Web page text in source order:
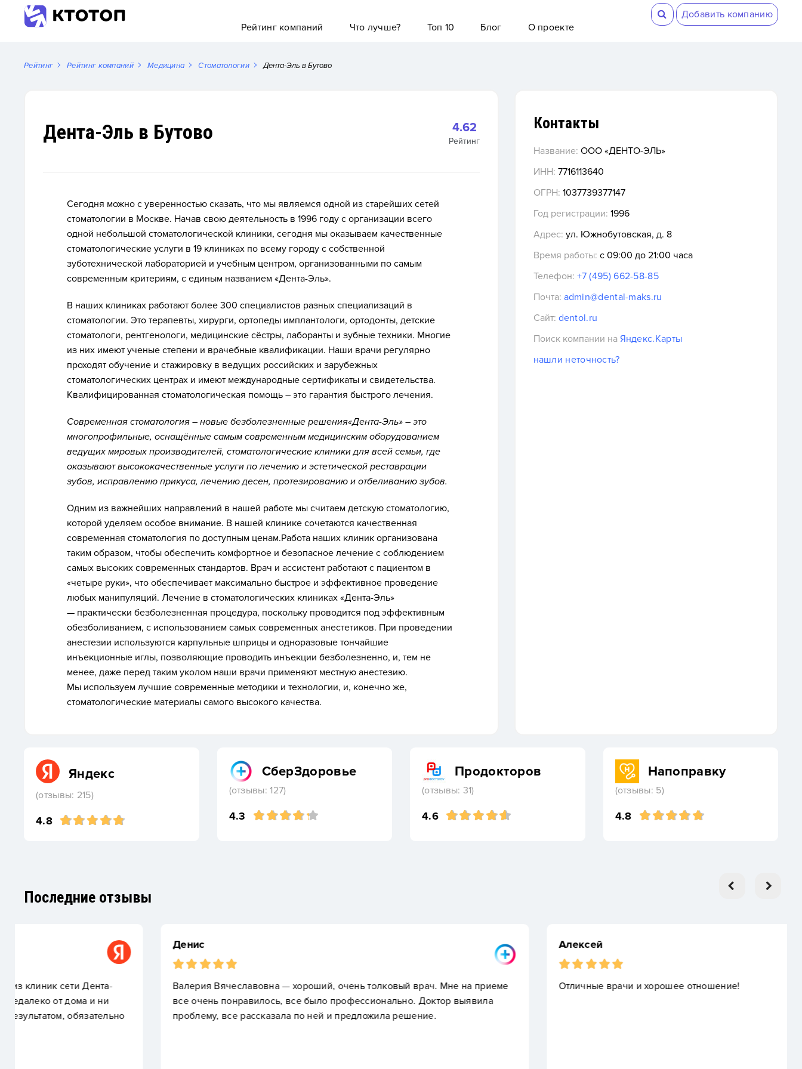
Добавить компанию
Рейтинг компаний
Что лучше? Топ 10 Блог О проекте
Рейтинг Рейтинг компаний Медицина Стоматологии Дента-Эль в Бутово
Дента-Эль в Бутово 4.62
Рейтинг
Сегодня можно с уверенностью сказать, что мы являемся одной из старейших сетей
стоматологии в Москве. Начав свою деятельность в 1996 году с организации всего
одной небольшой стоматологической клиники, сегодня мы оказываем качественные
стоматологические услуги в 19 клиниках по всему городу с собственной
зуботехнической лабораторией и учебным центром, организованными по самым
современным критериям, с единым названием «Дента-Эль».
В наших клиниках работают более 300 специалистов разных специализаций в
стоматологии. Это терапевты, хирурги, ортопеды имплантологи, ортодонты, детские
стоматологи, рентгенологи, медицинские сёстры, лаборанты и зубные техники. Многие
из них имеют ученые степени и врачебные квалификации. Наши врачи регулярно
проходят обучение и стажировку в ведущих российских и зарубежных
стоматологических центрах и имеют международные сертификаты и свидетельства.
Квалифицированная стоматологическая помощь – это гарантия быстрого лечения.
Современная стоматология – новые безболезненные решения«Дента-Эль» – это
многопрофильные, оснащённые самым современным медицинским оборудованием
ведущих мировых производителей, стоматологические клиники для всей семьи, где
оказывают высококачественные услуги по лечению и эстетической реставрации
зубов, исправлению прикуса, лечению десен, протезированию и отбеливанию зубов.
Одним из важнейших направлений в нашей работе мы считаем детскую стоматологию,
которой уделяем особое внимание. В нашей клинике сочетаются качественная
современная стоматология по доступным ценам.Работа наших клиник организована
таким образом, чтобы обеспечить комфортное и безопасное лечение с соблюдением
самых высоких современных стандартов. Врач и ассистент работают с пациентом в
«четыре руки», что обеспечивает максимально быстрое и эффективное проведение
любых манипуляций. Лечение в стоматологических клиниках «Дента-Эль»
— практически безболезненная процедура, поскольку проводится под эффективным
обезболиванием, с использованием самых современных анестетиков. При проведении
анестезии используются карпульные шприцы и одноразовые тончайшие
инъекционные иглы, позволяющие проводить инъекции безболезненно, и, тем не
менее, даже перед таким уколом наши врачи применяют местную анестезию.
Мы используем лучшие современные методики и технологии, и, конечно же,
стоматологические материалы самого высокого качества.
Контакты
Название: ООО «ДЕНТО-ЭЛЬ»
ИНН: 7716113640
ОГРН: 1037739377147
Год регистрации: 1996
Адрес: ул. Южнобутовская, д. 8
Время работы: с 09:00 до 21:00 часа
Телефон: +7 (495) 662-58-85
Почта: admin@dental-maks.ru
Сайт: dentol.ru
Поиск компании на Яндекс.Карты
нашли неточность?
Яндекс
(отзывы: 215)
4.8
СберЗдоровье
(отзывы: 127)
4.3
Продокторов
(отзывы: 31)
4.6
Напоправку
(отзывы: 5)
4.8
Последние отзывы
Валерия Вячеславовна — хороший, очень толковый врач. Мне на приеме
все очень понравилось, все было профессионально. Доктор выявила
проблему, все рассказала по ней и предложила решение.
Отличные врачи и хорошее отношение!